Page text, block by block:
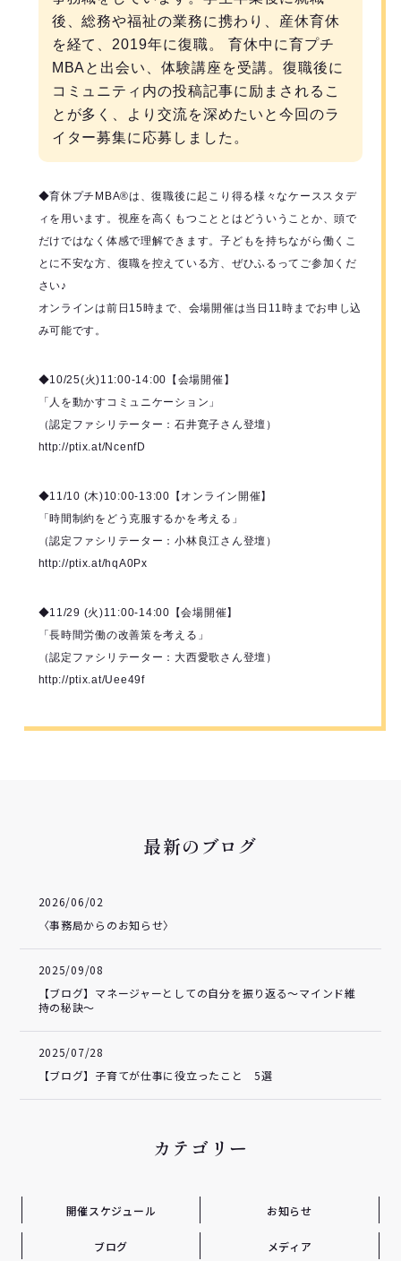
後、総務や福祉の業務に携わり、産休育休
を経て、2019年に復職。 育休中に育プチ
MBAと出会い、体験講座を受講。復職後に
コミュニティ内の投稿記事に励まされるこ
とが多く、より交流を深めたいと今回のラ
イター募集に応募しました。
◆育休プチMBA®️は、復職後に起こり得る様々なケーススタデ
ィを用います。視座を高くもつこととはどういうことか、頭で
だけではなく体感で理解できます。子どもを持ちながら働くこ
とに不安な方、復職を控えている方、ぜひふるってご参加くだ
さい♪
オンラインは前日15時まで、会場開催は当日11時までお申し込
み可能です。
◆10/25(火)11:00-14:00【会場開催】
「人を動かすコミュニケーション」
（認定ファシリテーター：石井寛子さん登壇）
http://ptix.at/NcenfD
◆11/10 (木)10:00-13:00【オンライン開催】
「時間制約をどう克服するかを考える」
（認定ファシリテーター：小林良江さん登壇）
http://ptix.at/hqA0Px
◆11/29 (火)11:00-14:00【会場開催】
「長時間労働の改善策を考える」
（認定ファシリテーター：大西愛歌さん登壇）
http://ptix.at/Uee49f
最新のブログ
2026/06/02
〈事務局からのお知らせ〉
2025/09/08
【ブログ】マネージャーとしての自分を振り返る～マインド維
持の秘訣～
2025/07/28
【ブログ】子育てが仕事に役立ったこと 5選
カテゴリー
開催スケジュール お知らせ
ブログ メディア